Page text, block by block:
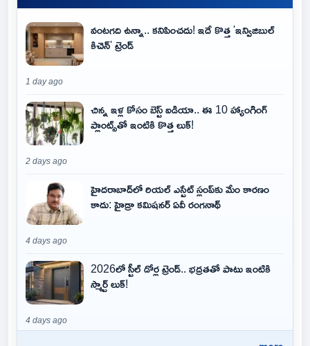
వంటగది ఉన్నా.. కనిపించదు! ఇదే కొత్త 'ఇన్విజిబుల్
కిచెన్' ట్రెండ్
1 day ago
చిన్న ఇళ్ల కోసం బెస్ట్ ఐడియా.. ఈ 10 హ్యాంగింగ్
ప్లాంట్స్‌తో ఇంటికి కొత్త లుక్!
2 days ago
హైదరాబాద్‌లో రియల్ ఎస్టేట్ స్లంప్‌కు మేం కారణం
కాదు: హైడ్రా కమిషనర్ ఏవీ రంగనాథ్
4 days ago
2026లో స్టీల్ డోర్ల ట్రెండ్.. భద్రతతో పాటు ఇంటికి
స్మార్ట్ లుక్!
4 days ago